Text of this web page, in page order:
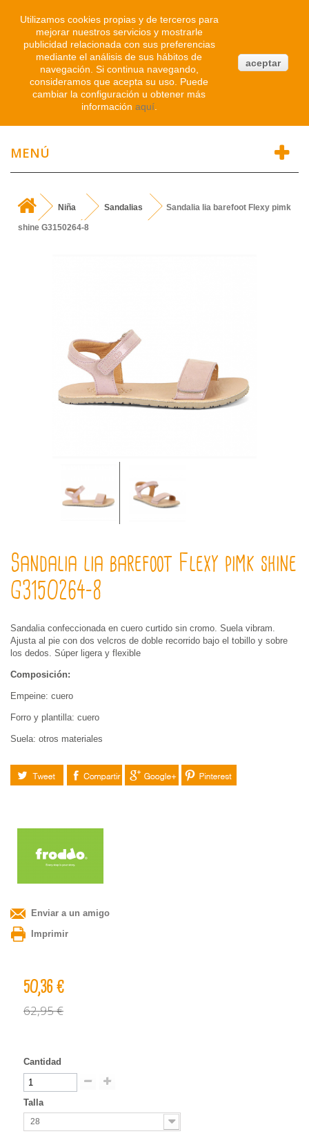
Atendemos WhatsApp
91 214 1542
MENÚ
Niña Sandalias Sandalia lia barefoot Flexy pimk
shine G3150264-8
Sandalia lia barefoot Flexy pimk shine
G3150264-8
Sandalia confeccionada en cuero curtido sin cromo. Suela vibram.
Ajusta al pie con dos velcros de doble recorrido bajo el tobillo y sobre
los dedos. Súper ligera y flexible
Composición:
Empeine: cuero
Forro y plantilla: cuero
Suela: otros materiales
Tuitear Compartir Google+ Pinterest
Enviar a un amigo
Imprimir
50,36 €
62,95 €
Cantidad
Talla
28
Utilizamos cookies propias y de terceros para
mejorar nuestros servicios y mostrarle
publicidad relacionada con sus preferencias
mediante el análisis de sus hábitos de
navegación. Si continua navegando,
consideramos que acepta su uso. Puede
cambiar la configuración u obtener más
información aquí.
aceptar